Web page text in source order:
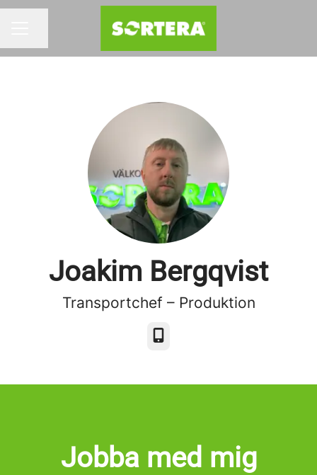
Joakim Bergqvist
Transportchef – Produktion
Telefon
Jobba med mig